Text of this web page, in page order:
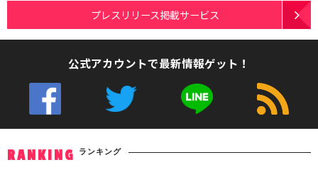
プレスリリース掲載サービス
公式アカウントで最新情報ゲット！
RANKING ランキング